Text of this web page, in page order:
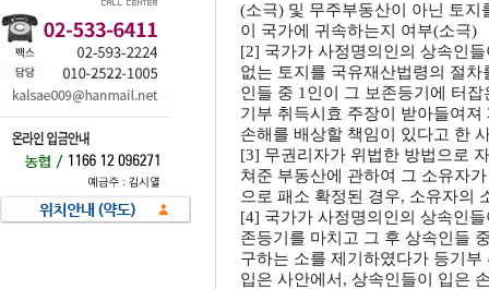
(소극) 및 무주부동산이 아닌 토
이 국가에 귀속하는지 여부(소극)
[2] 국가가 사정명의인의 상속인
없는 토지를 국유재산법령의 절
인들 중 1인이 그 보존등기에 터
기부 취득시효 주장이 받아들여
손해를 배상할 책임이 있다고 한
[3] 무권리자가 위법한 방법으로
쳐준 부동산에 관하여 그 소유자
으로 패소 확정된 경우, 소유자의
[4] 국가가 사정명의인의 상속인
존등기를 마치고 그 후 상속인들
구하는 소를 제기하였다가 등기
입은 사안에서, 상속인들이 입은